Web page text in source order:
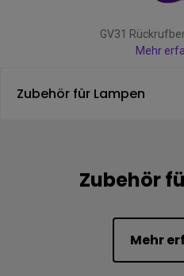
GV31
Mehr
Zubehör für Lampen
Zubehör
Mehr